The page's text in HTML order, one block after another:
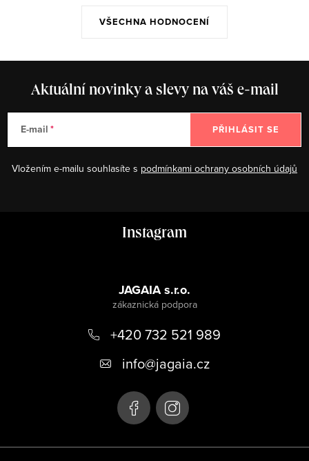
VŠECHNA HODNOCENÍ
Aktuální novinky a slevy na váš e-mail
E-mail
Vložením e-mailu souhlasíte s podmínkami ochrany osobních údajů
PŘIHLÁSIT SE
Instagram
JAGAIA s.r.o.
+420 732 521 989
info@jagaia.cz